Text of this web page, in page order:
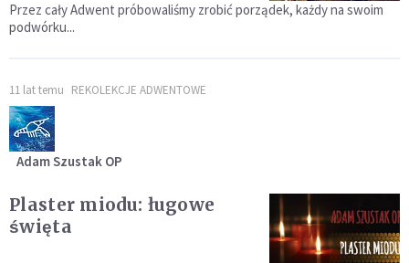
Przez cały Adwent próbowaliśmy zrobić porządek, każdy na swoim
podwórku...
11 lat temu REKOLEKCJE ADWENTOWE
Adam Szustak OP
Plaster miodu: ługowe
święta